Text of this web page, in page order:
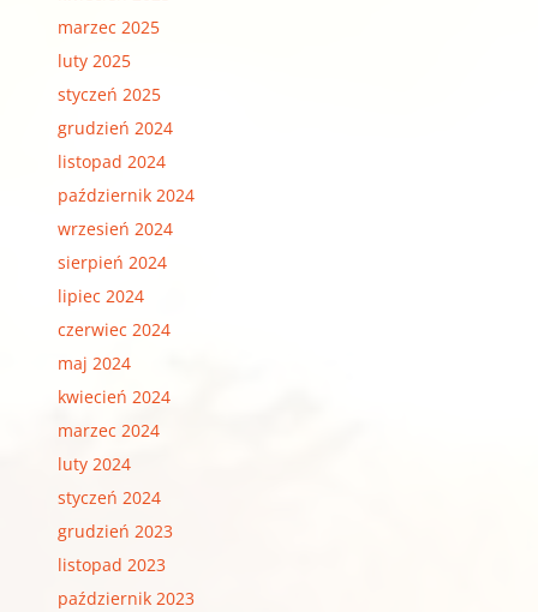
marzec 2025
luty 2025
styczeń 2025
grudzień 2024
listopad 2024
październik 2024
wrzesień 2024
sierpień 2024
lipiec 2024
czerwiec 2024
maj 2024
kwiecień 2024
marzec 2024
luty 2024
styczeń 2024
grudzień 2023
listopad 2023
październik 2023